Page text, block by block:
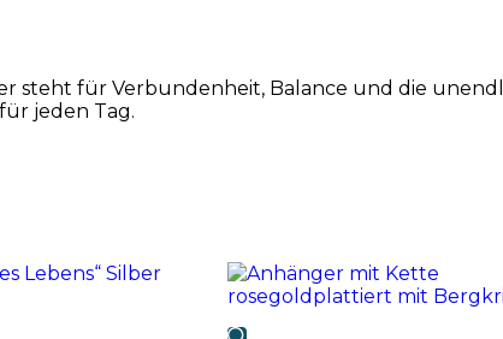
steht für Verbundenheit, Balance und die
jeden Tag.